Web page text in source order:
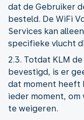
dat de Gebruiker
besteld. De WiFi
Services kan
specifieke vlucht
2.3. Totdat KLM
bevestigd, is er
dat moment heeft
ieder moment, om
te weigeren.